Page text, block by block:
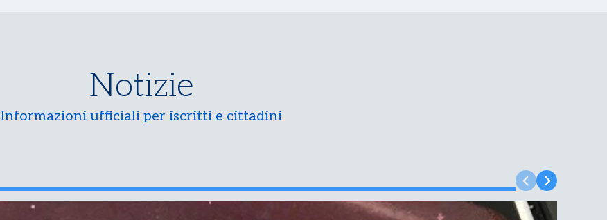
Notizie
Informazioni ufficiali per iscritti e cittadini